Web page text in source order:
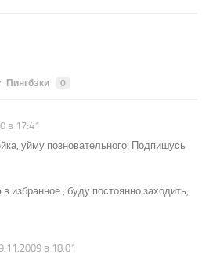
Пингбэки 0
в 17:41
уйму позновательного! Подпишусь
избранное , буду постоянно заходить,
в 18:01